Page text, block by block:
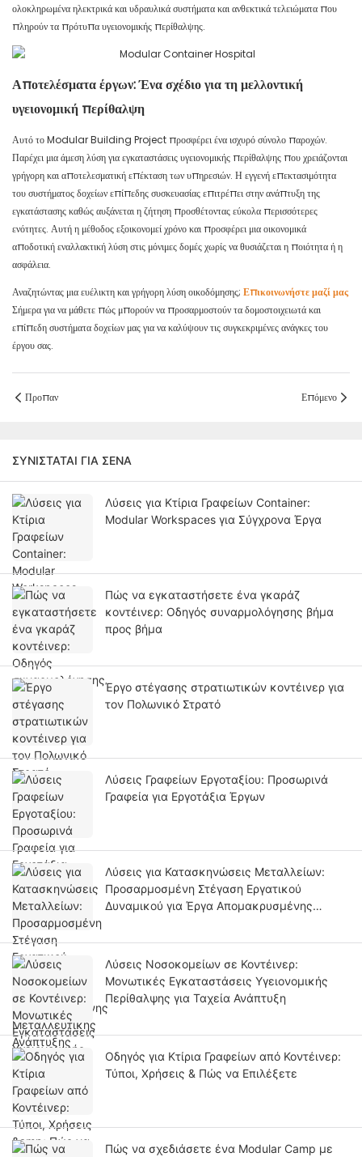
ολοκληρωμένα ηλεκτρικά και υδραυλικά συστήματα και ανθεκτικά τελειώματα που
πληρούν τα πρότυπα υγειονομικής περίθαλψης.
Αποτελέσματα έργων: Ένα σχέδιο για τη μελλοντική
υγειονομική περίθαλψη
Αυτό το Modular Building Project προσφέρει ένα ισχυρό σύνολο παροχών.
Παρέχει μια άμεση λύση για εγκαταστάσεις υγειονομικής περίθαλψης που χρειάζονται
γρήγορη και αποτελεσματική επέκταση των υπηρεσιών. Η εγγενή επεκτασιμότητα
του συστήματος δοχείων επίπεδης συσκευασίας επιτρέπει στην ανάπτυξη της
εγκατάστασης καθώς αυξάνεται η ζήτηση προσθέτοντας εύκολα περισσότερες
ενότητες. Αυτή η μέθοδος εξοικονομεί χρόνο και προσφέρει μια οικονομικά
αποδοτική εναλλακτική λύση στις μόνιμες δομές χωρίς να θυσιάζεται η ποιότητα ή η
ασφάλεια.
Αναζητώντας μια ευέλικτη και γρήγορη λύση οικοδόμησης; Επικοινωνήστε μαζί μας
Σήμερα για να μάθετε πώς μπορούν να προσαρμοστούν τα δομοστοιχειωτά και
επίπεδη συστήματα δοχείων μας για να καλύψουν τις συγκεκριμένες ανάγκες του
έργου σας.
Προπαν Επόμενο
ΣΥΝΙΣΤΆΤΑΙ ΓΙΑ ΣΈΝΑ
Λύσεις για Κτίρια Γραφείων Container:
Modular Workspaces για Σύγχρονα Έργα
Πώς να εγκαταστήσετε ένα γκαράζ
κοντέινερ: Οδηγός συναρμολόγησης βήμα
προς βήμα
Έργο στέγασης στρατιωτικών κοντέινερ για
τον Πολωνικό Στρατό
Λύσεις Γραφείων Εργοταξίου: Προσωρινά
Γραφεία για Εργοτάξια Έργων
Λύσεις για Κατασκηνώσεις Μεταλλείων:
Προσαρμοσμένη Στέγαση Εργατικού
Δυναμικού για Έργα Απομακρυσμένης
Λύσεις Νοσοκομείων σε Κοντέινερ:
Μονωτικές Εγκαταστάσεις Υγειονομικής
Περίθαλψης για Ταχεία Ανάπτυξη
Οδηγός για Κτίρια Γραφείων από Κοντέινερ:
Τύποι, Χρήσεις & Πώς να Επιλέξετε
Πώς να σχεδιάσετε ένα Modular Camp με